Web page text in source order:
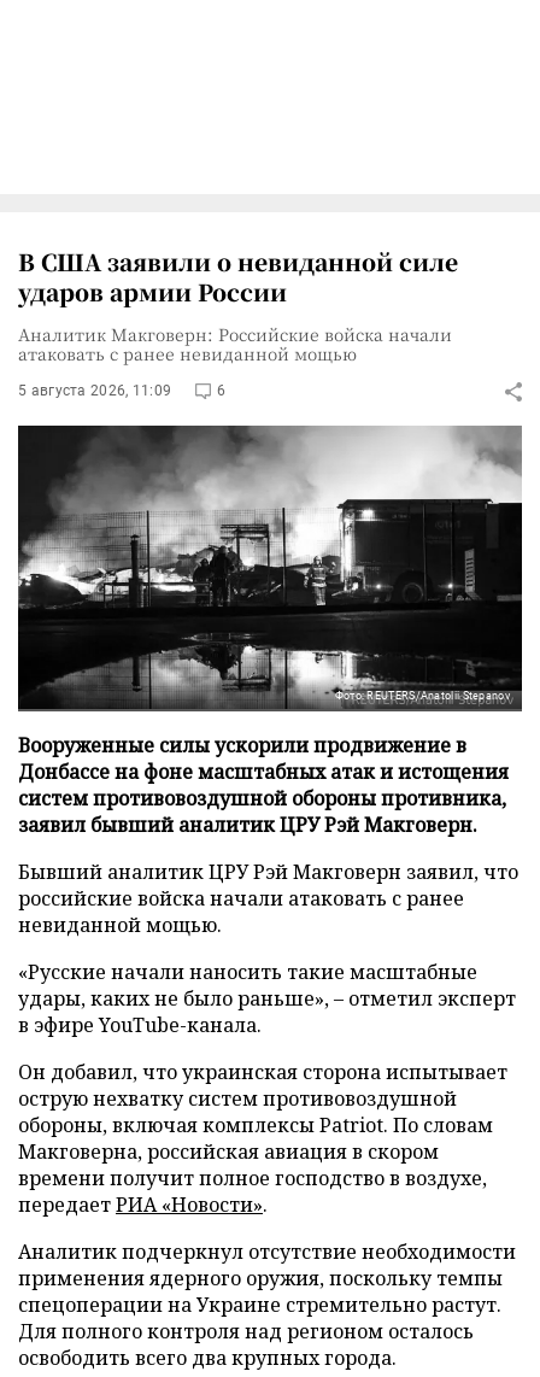
В США заявили о невиданной силе
ударов армии России
Аналитик Макговерн: Российские войска начали
атаковать с ранее невиданной мощью
5 августа 2026, 11:09 6
Фото: REUTERS/Anatolii Stepanov
Вооруженные силы ускорили продвижение в
Донбассе на фоне масштабных атак и истощения
систем противовоздушной обороны противника,
заявил бывший аналитик ЦРУ Рэй Макговерн.
Бывший аналитик ЦРУ Рэй Макговерн заявил, что
российские войска начали атаковать с ранее
невиданной мощью.
«Русские начали наносить такие масштабные
удары, каких не было раньше», – отметил эксперт
в эфире YouTube-канала.
Он добавил, что украинская сторона испытывает
острую нехватку систем противовоздушной
обороны, включая комплексы Patriot. По словам
Макговерна, российская авиация в скором
времени получит полное господство в воздухе,
передаетРИА «Новости».
Аналитик подчеркнул отсутствие необходимости
применения ядерного оружия, поскольку темпы
спецоперации на Украине стремительно растут.
Для полного контроля над регионом осталось
освободить всего два крупных города.